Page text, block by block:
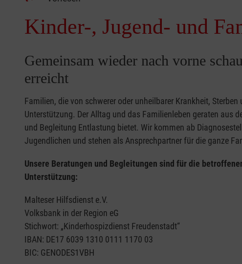
Kinder-, Jugend- und
Gemeinsam wieder nach vorne
erreicht
Familien, die von schwerer oder unheilbarer Krankheit,
Unterstützung. Der Alltag und das Familienleben geraten aus
und Begleitung Entlastung bietet. Wir kommen ab
Jugendlichen und stehen als Ansprechpartner für die ganze
Unsere Beratungen und Begleitungen sind für die
Unterstützung:
Malteser Hilfsdienst e.V.
Volksbank in der Region eG
Stichwort: „Kinderhospizdienst Freudenstadt“
IBAN: DE17 6039 1310 0111 1170 03
BIC: GENODES1VBH